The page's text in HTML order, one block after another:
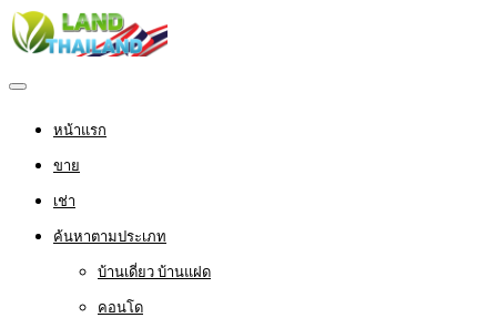
หน้าแรก
ขาย
เช่า
ค้นหาตามประเภท
บ้านเดี่ยว บ้านแฝด
คอนโด